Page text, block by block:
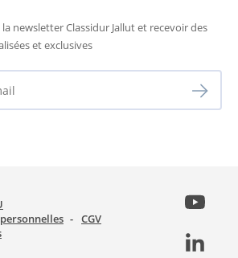
newsletter Classidur Jallut et recevoir des
et exclusives
CGV